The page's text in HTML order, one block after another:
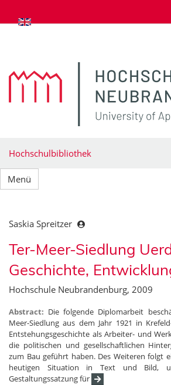
zum Inhalt springen
Hochschulbibliothek
Menü
Saskia Spreitzer
Ter-Meer-Siedlung
Geschichte,
Hochschule Neubrandenburg, 2009
Abstract: Die folgende Diplomarbeit
Meer-Siedlung aus dem Jahr 1921 in
Entstehungsgeschichte als Arbeiter- und
die politischen und gesellschaftlichen
zum Bau geführt haben. Des Weiteren folgt
heutigen Situation in Text und Bild,
Gestaltungssatzung für